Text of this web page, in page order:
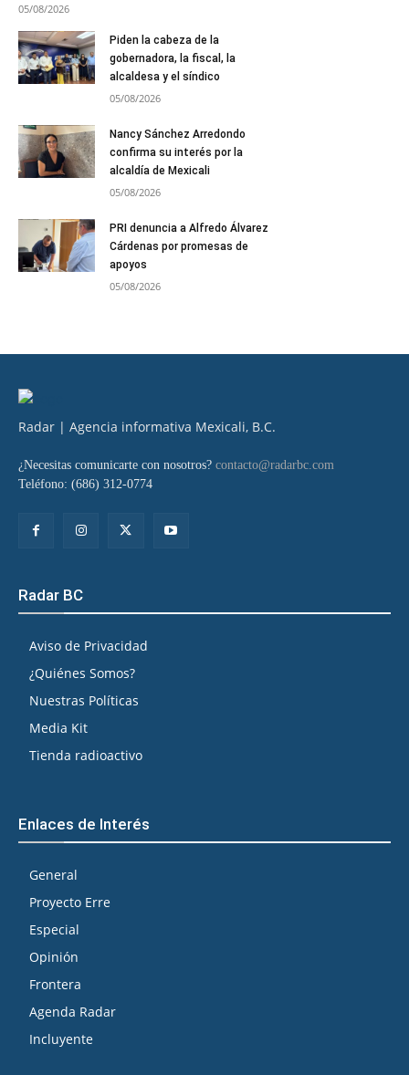
05/08/2026
Piden la cabeza de la
gobernadora, la fiscal, la
alcaldesa y el síndico
05/08/2026
Nancy Sánchez Arredondo
confirma su interés por la
alcaldía de Mexicali
05/08/2026
PRI denuncia a Alfredo Álvarez
Cárdenas por promesas de
apoyos
05/08/2026
Radar | Agencia informativa Mexicali, B.C.
¿Necesitas comunicarte con nosotros? contacto@radarbc.com
Teléfono: (686) 312-0774
Radar BC
Aviso de Privacidad
¿Quiénes Somos?
Nuestras Políticas
Media Kit
Tienda radioactivo
Enlaces de Interés
General
Proyecto Erre
Especial
Opinión
Frontera
Agenda Radar
Incluyente